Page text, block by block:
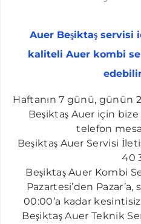
Auer Beşiktaş servisi
kaliteli Auer kombi
​Haftanın 7 günü, günün
Beşiktaş Auer için
telefon
Beşiktaş Auer Servisi
40
Beşiktaş Auer Kombi
Pazartesi’den
00:00’a kadar
Beşiktaş Auer Teknik
İKITELLI
KAYAŞEHIR
BAHÇEŞEHIR
ALTUNIZADE
BALMUMCU
ATAKÖY
BEBEK
BOMONTI
BOSTANCI